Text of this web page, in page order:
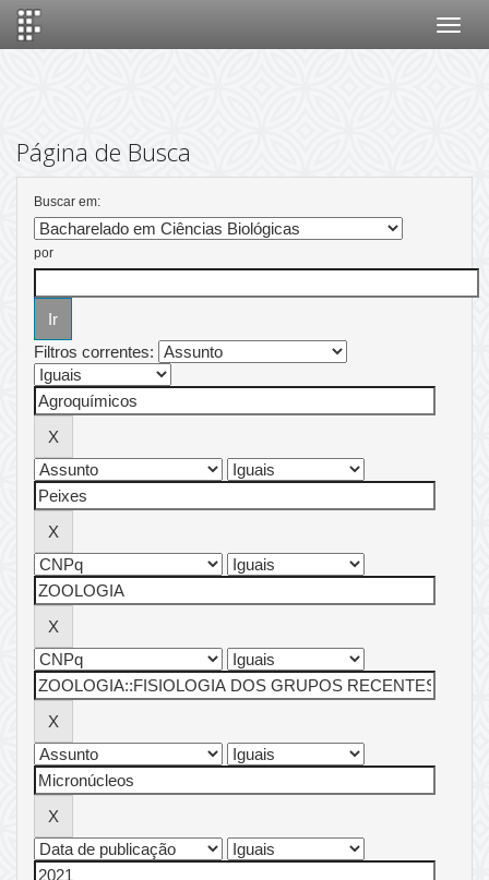
Página de Busca
Buscar em:
por
Filtros correntes: